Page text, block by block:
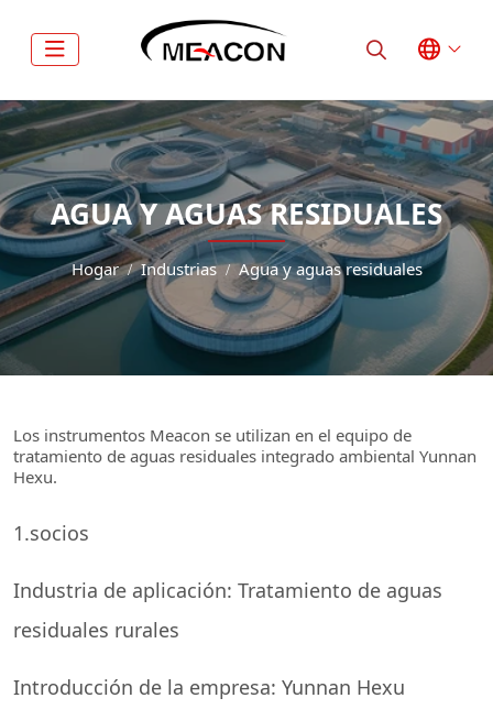
AGUA Y AGUAS RESIDUALES
Hogar Industrias Agua y aguas residuales
Los instrumentos Meacon se utilizan en el equipo de
tratamiento de aguas residuales integrado ambiental Yunnan
Hexu.
1.socios
Industria de aplicación: Tratamiento de aguas
residuales rurales
Introducción de la empresa: Yunnan Hexu